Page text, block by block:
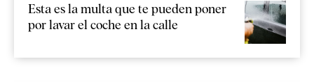
Esta es la multa que te pueden poner
por lavar el coche en la calle